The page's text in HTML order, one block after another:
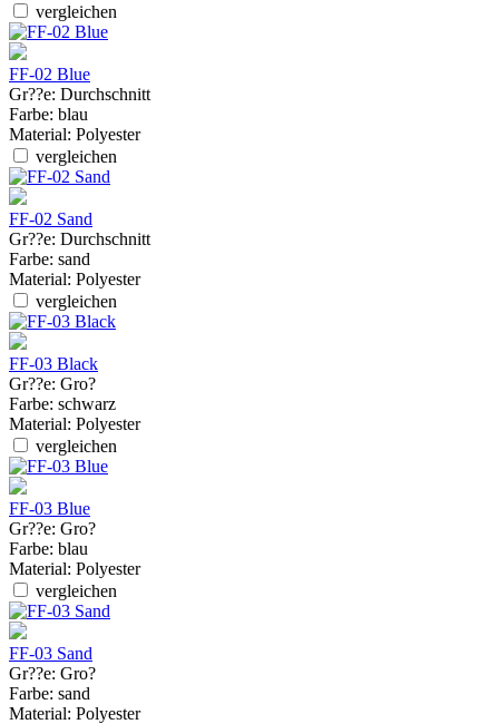
vergleichen
FF-02 Blue
Gr??e: Durchschnitt
Farbe: blau
Material: Polyester
vergleichen
FF-02 Sand
Gr??e: Durchschnitt
Farbe: sand
Material: Polyester
vergleichen
FF-03 Black
Gr??e: Gro?
Farbe: schwarz
Material: Polyester
vergleichen
FF-03 Blue
Gr??e: Gro?
Farbe: blau
Material: Polyester
vergleichen
FF-03 Sand
Gr??e: Gro?
Farbe: sand
Material: Polyester